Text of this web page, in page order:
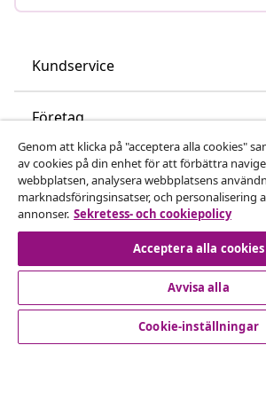
Kundservice
Företag
vidaXL
Upptäck mer
Genom att klicka på "acceptera alla cookies"
av cookies på din enhet för att förbättra
webbplatsen, analysera webbplatsens
marknadsföringsinsatser, och personalisering
annonser. Sekretess- och cookiepolicy
Acceptera alla cookies
Avvisa alla
Cookie-inställningar